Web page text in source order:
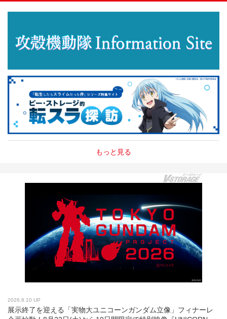
もっと見る
2026.8.10 UP
展示終了を迎える「実物大ユニコーンガンダム立像」フィナーレ